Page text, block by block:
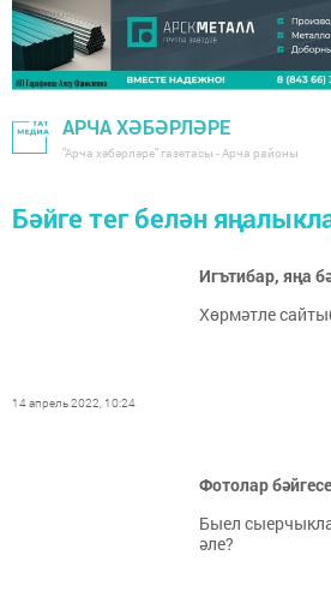
АРЧА ХӘБӘРЛӘРЕ
"Арча хәбәрләре" газетасы - Арча районы
Бәйге тег белән
Игътибар, яңа
Хөрмәтле
14 апрель 2022, 10:24
Фотолар
Быел
әле?